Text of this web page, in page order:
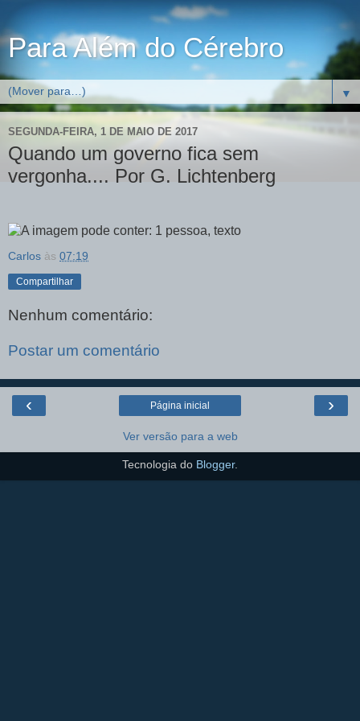
Para Além do Cérebro
▼
SEGUNDA-FEIRA, 1 DE MAIO DE 2017
Quando um governo fica sem
vergonha.... Por G. Lichtenberg
Carlos às 07:19
Compartilhar
Nenhum comentário:
Postar um comentário
‹ ›
Página inicial
Ver versão para a web
Tecnologia do Blogger.